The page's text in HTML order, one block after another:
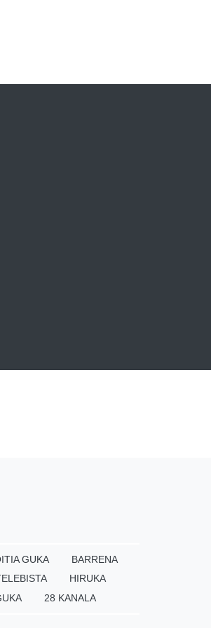
GUKA
BARRENA
HIRUKA
28 KANALA